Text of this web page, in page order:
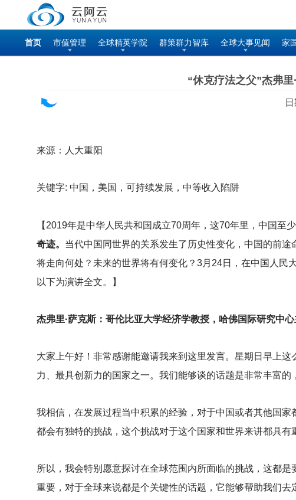
首页 市值管理 全球精英学院 群策群力智库 全球大事见闻 家
“休克疗法之父”杰弗
来源：人大重阳
关键字: 中国，美国，可持续发展，中等收入陷阱
【2019年是中华人民共和国成立70周年，这70年里，中国至
奇迹。 当代中国同世界的关系发生了历史性变化，中国的前
将走向何处？未来的世界将有何变化？3月24日，在中国人民
以下为演讲全文。】
杰弗里·萨克斯：哥伦比亚大学经济学教授，哈佛国际研究中
大家上午好！非常感谢能邀请我来到这里发言。星期日早上
力、最具创新力的国家之一。我们能够谈的话题是非常丰富
我相信，在发展过程当中积累的经验，对于中国或者其他国
都会有独特的挑战，这个挑战对于这个国家和世界来讲都具有
所以，我会特别愿意探讨在全球范围内所面临的挑战，这都
重要，对于全球来说都是个关键性的话题，它能够帮助我们去